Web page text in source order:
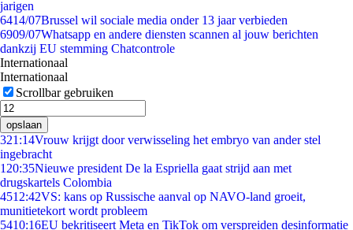
jarigen
6414/07Brussel wil sociale media onder 13 jaar verbieden
6909/07Whatsapp en andere diensten scannen al jouw berichten
dankzij EU stemming Chatcontrole
Internationaal
Internationaal
Scrollbar gebruiken
opslaan
321:14Vrouw krijgt door verwisseling het embryo van ander stel
ingebracht
1 20:35Nieuwe president De la Espriella gaat strijd aan met
drugskartels Colombia
4512:42VS: kans op Russische aanval op NAVO-land groeit,
munitietekort wordt probleem
5410:16EU bekritiseert Meta en TikTok om verspreiden desinformatie